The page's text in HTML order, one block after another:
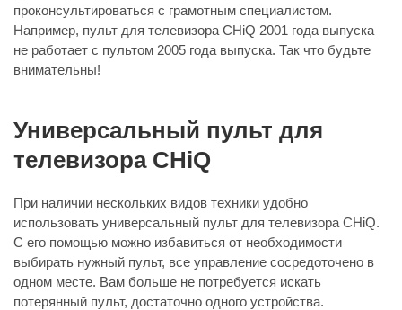
проконсультироваться с грамотным специалистом.
Например, пульт для телевизора CHiQ 2001 года выпуска
не работает с пультом 2005 года выпуска. Так что будьте
внимательны!
Универсальный пульт для
телевизора CHiQ
При наличии нескольких видов техники удобно
использовать универсальный пульт для телевизора CHiQ.
С его помощью можно избавиться от необходимости
выбирать нужный пульт, все управление сосредоточено в
одном месте. Вам больше не потребуется искать
потерянный пульт, достаточно одного устройства.